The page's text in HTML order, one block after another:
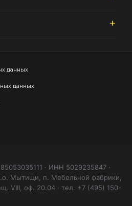
данных
данных
· ИНН 5029235847 ·
Мытищи, п. Мебельной фабрики,
VIII, оф. 20.04 · тел. +7 (495) 150-